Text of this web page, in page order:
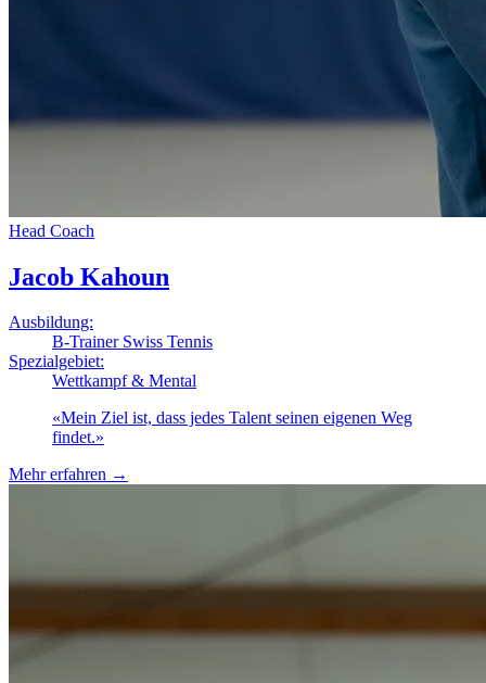
Head Coach
Jacob Kahoun
Ausbildung:
B-Trainer Swiss Tennis
Spezialgebiet:
Wettkampf & Mental
«Mein Ziel ist, dass jedes Talent seinen eigenen Weg
findet.»
Mehr erfahren →